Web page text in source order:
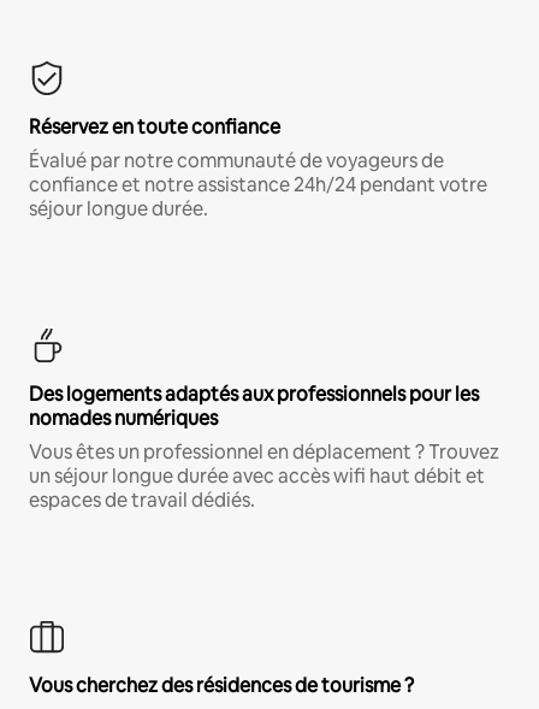
Réservez en toute confiance
Évalué par notre communauté de voyageurs de
confiance et notre assistance 24h/24 pendant votre
séjour longue durée.
Des logements adaptés aux professionnels pour les
nomades numériques
Vous êtes un professionnel en déplacement ? Trouvez
un séjour longue durée avec accès wifi haut débit et
espaces de travail dédiés.
Vous cherchez des résidences de tourisme ?